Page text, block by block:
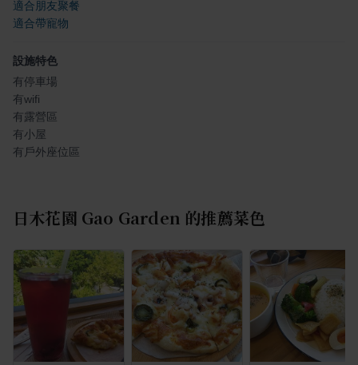
適合朋友聚餐
適合帶寵物
設施特色
有停車場
有wifi
有露營區
有小屋
有戶外座位區
日木花園 Gao Garden 的推薦菜色